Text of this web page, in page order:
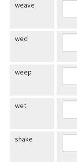
weave
wed
weep
wet
shake